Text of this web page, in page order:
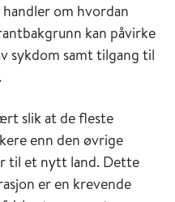
om hvordan
kan påvirke
sykdom samt tilgang til
slik at de fleste
enn den øvrige
til et nytt land. Dette
er en krevende